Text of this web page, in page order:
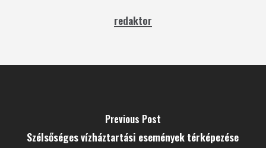
redaktor
Previous Post
Szélsőséges vízháztartási események térképezése